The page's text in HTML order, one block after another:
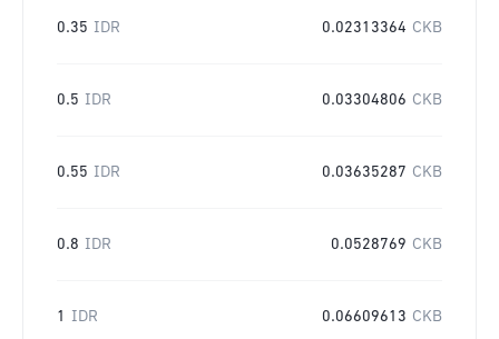
0.35 IDR 0.02313364 CKB
0.5 IDR 0.03304806 CKB
0.55 IDR 0.03635287 CKB
0.8 IDR 0.0528769 CKB
1 IDR 0.06609613 CKB